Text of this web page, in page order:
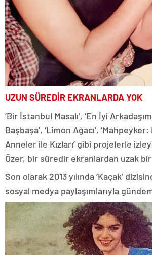
UZUN SÜREDİR EKRANLARDA YOK
‘Bir İstanbul Masalı’, ‘En İyi
Başbaşa’, ‘Limon Ağacı’,
Anneler ile Kızları’ gibi projelerle
Özer, bir süredir ekranlardan uzak
Son olarak 2013 yılında ‘Kaçak’
sosyal medya paylaşımlarıyla